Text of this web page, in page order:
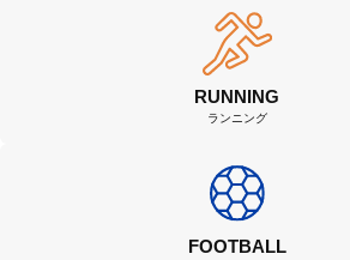
RUNNING
ランニング
FOOTBALL